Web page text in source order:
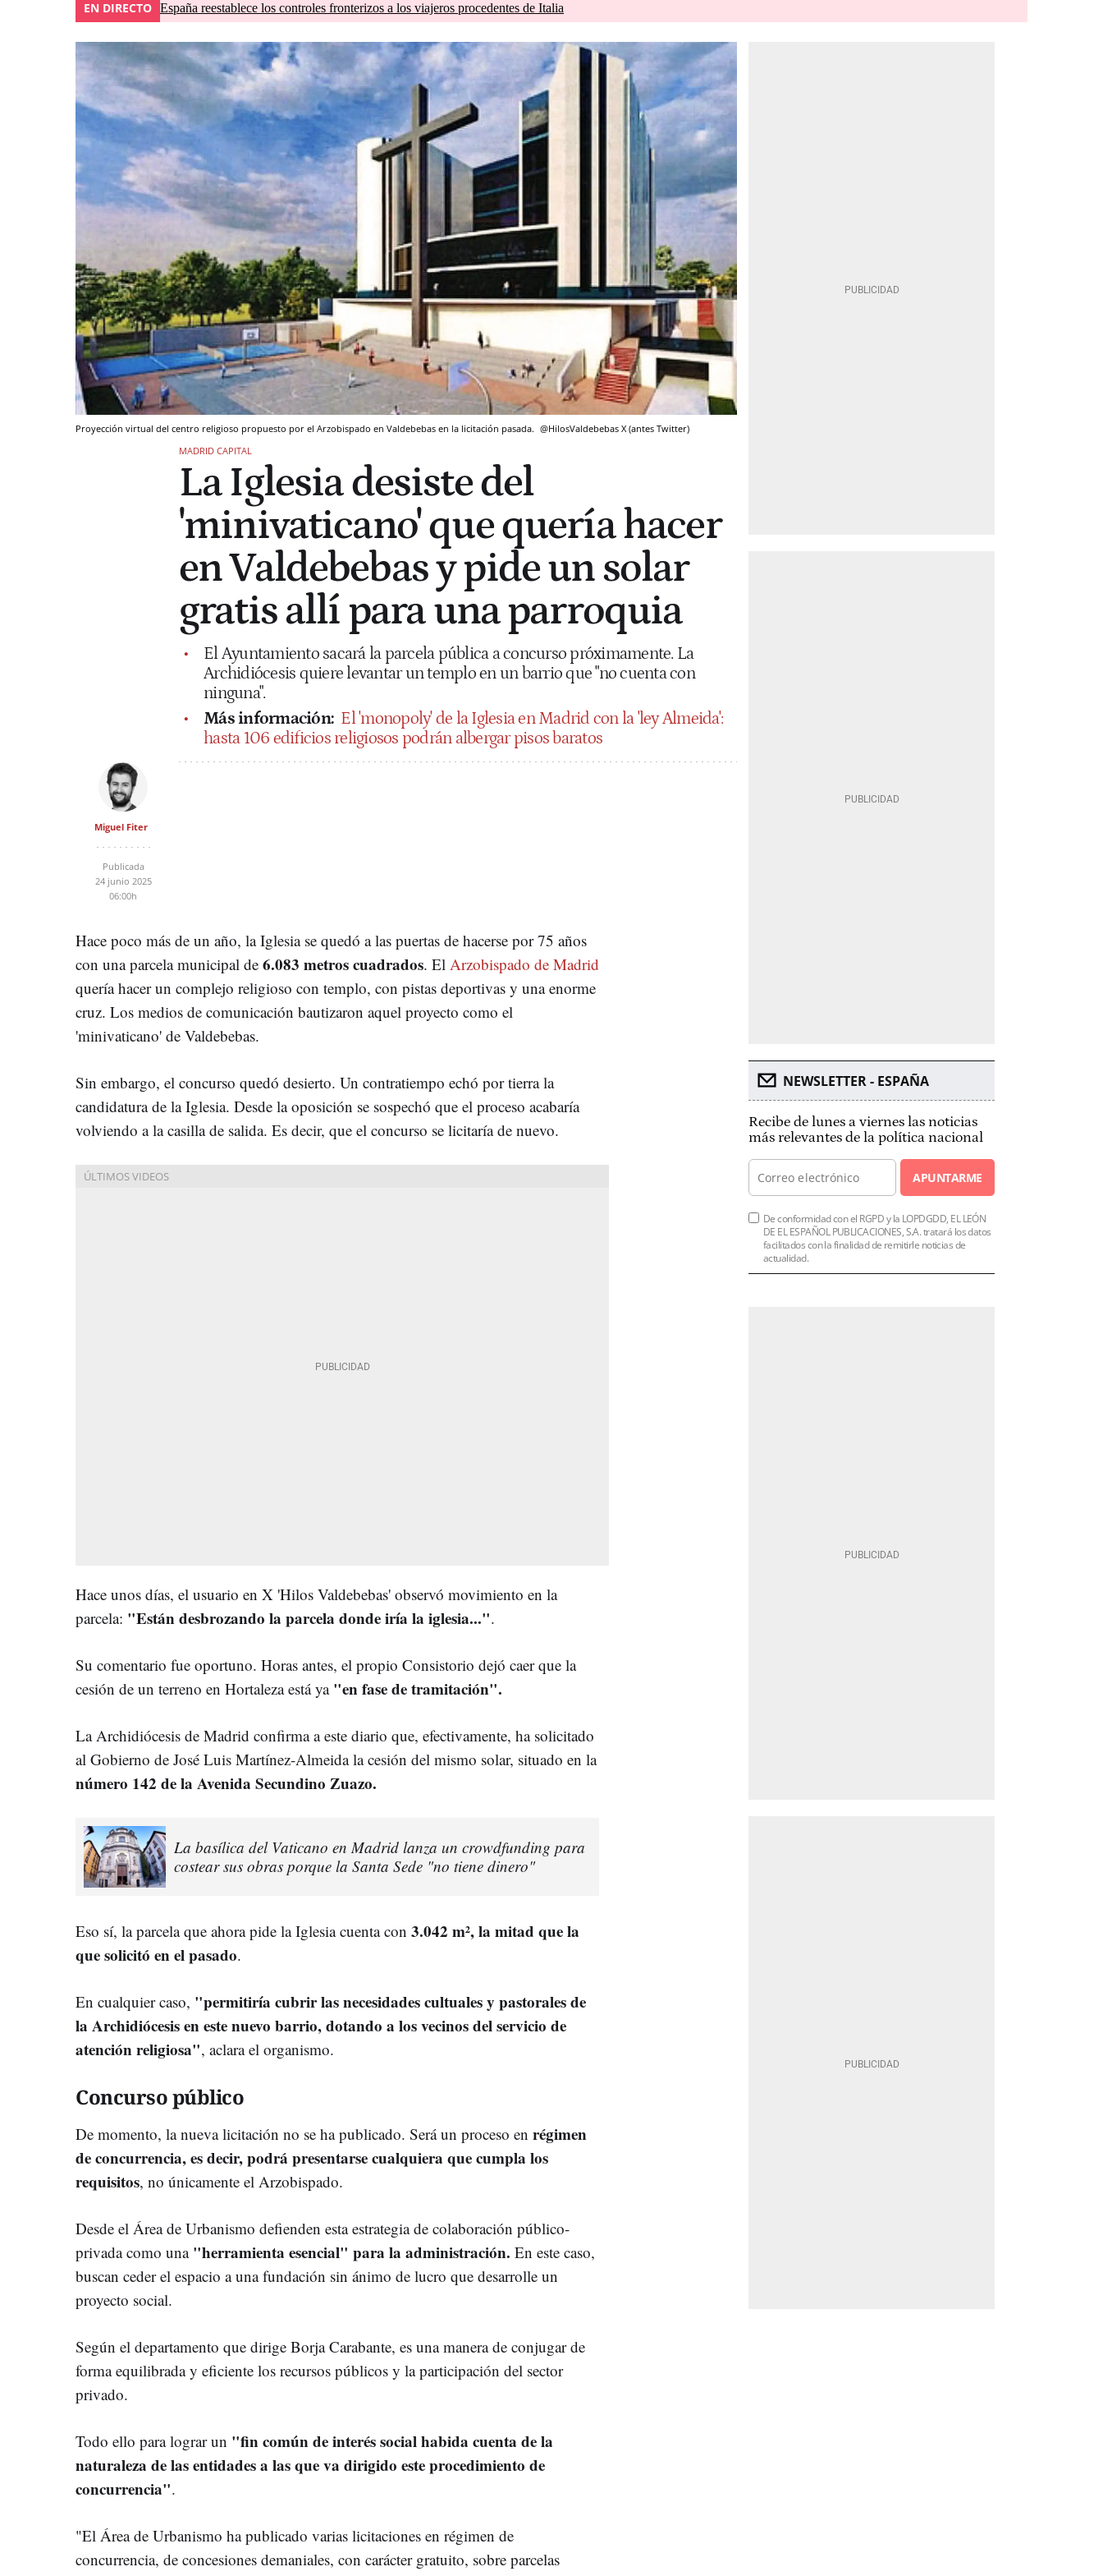
EN DIRECTO España reestablece los controles fronterizos a los viajeros procedentes de Italia
Proyección virtual del centro religioso propuesto por el Arzobispado en Valdebebas en la licitación pasada. @HilosValdebebas X (antes Twitter)
MADRID CAPITAL
La Iglesia desiste del
'minivaticano' que quería hacer
en Valdebebas y pide un solar
gratis allí para una parroquia
El Ayuntamiento sacará la parcela pública a concurso próximamente. La
Archidiócesis quiere levantar un templo en un barrio que "no cuenta con
ninguna".
Más información: El 'monopoly' de la Iglesia en Madrid con la 'ley Almeida':
hasta 106 edificios religiosos podrán albergar pisos baratos
Miguel Fiter
Publicada
24 junio 2025
06:00h
Hace poco más de un año, la Iglesia se quedó a las puertas de hacerse por 75 años
con una parcela municipal de 6.083 metros cuadrados. El Arzobispado de Madrid
quería hacer un complejo religioso con templo, con pistas deportivas y una enorme
cruz. Los medios de comunicación bautizaron aquel proyecto como el
'minivaticano' de Valdebebas.
Sin embargo, el concurso quedó desierto. Un contratiempo echó por tierra la
candidatura de la Iglesia. Desde la oposición se sospechó que el proceso acabaría
volviendo a la casilla de salida. Es decir, que el concurso se licitaría de nuevo.
Hace unos días, el usuario en X 'Hilos Valdebebas' observó movimiento en la
parcela: "Están desbrozando la parcela donde iría la iglesia...".
Su comentario fue oportuno. Horas antes, el propio Consistorio dejó caer que la
cesión de un terreno en Hortaleza está ya "en fase de tramitación".
La Archidiócesis de Madrid confirma a este diario que, efectivamente, ha solicitado
al Gobierno de José Luis Martínez-Almeida la cesión del mismo solar, situado en la
número 142 de la Avenida Secundino Zuazo.
La basílica del Vaticano en Madrid lanza un crowdfunding para
costear sus obras porque la Santa Sede "no tiene dinero"
Eso sí, la parcela que ahora pide la Iglesia cuenta con 3.042 m², la mitad que la
que solicitó en el pasado.
En cualquier caso, "permitiría cubrir las necesidades cultuales y pastorales de
la Archidiócesis en este nuevo barrio, dotando a los vecinos del servicio de
atención religiosa", aclara el organismo.
Concurso público
De momento, la nueva licitación no se ha publicado. Será un proceso en régimen
de concurrencia, es decir, podrá presentarse cualquiera que cumpla los
requisitos, no únicamente el Arzobispado.
Desde el Área de Urbanismo defienden esta estrategia de colaboración público-
privada como una "herramienta esencial" para la administración. En este caso,
buscan ceder el espacio a una fundación sin ánimo de lucro que desarrolle un
proyecto social.
Según el departamento que dirige Borja Carabante, es una manera de conjugar de
forma equilibrada y eficiente los recursos públicos y la participación del sector
privado.
Todo ello para lograr un "fin común de interés social habida cuenta de la
naturaleza de las entidades a las que va dirigido este procedimiento de
concurrencia".
"El Área de Urbanismo ha publicado varias licitaciones en régimen de
concurrencia, de concesiones demaniales, con carácter gratuito, sobre parcelas
NEWSLETTER - ESPAÑA
Recibe de lunes a viernes las noticias
más relevantes de la política nacional
APUNTARME
De conformidad con el RGPD y la LOPDGDD, EL LEÓN
DE EL ESPAÑOL PUBLICACIONES, S.A. tratará los datos
facilitados con la finalidad de remitirle noticias de
actualidad.